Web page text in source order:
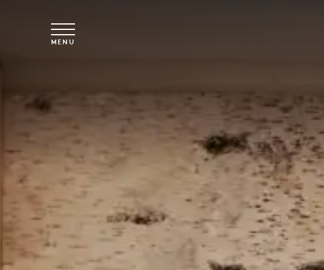
MENU